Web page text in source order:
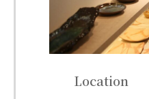
Location